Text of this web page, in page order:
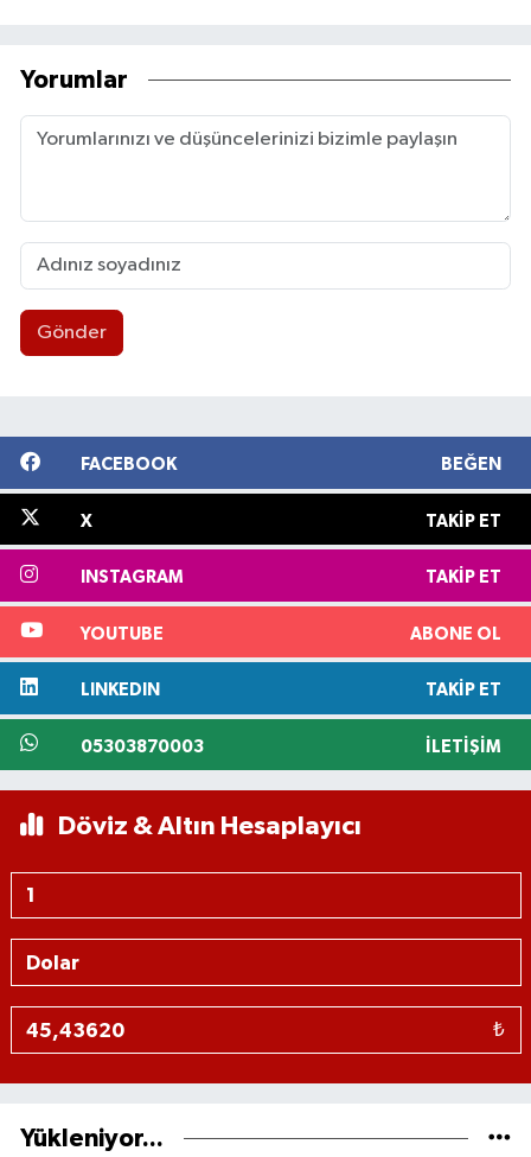
Yorumlar
Gönder
FACEBOOK BEĞEN
X TAKIP ET
INSTAGRAM TAKIP ET
YOUTUBE ABONE OL
LINKEDIN TAKIP ET
05303870003 İLETIŞIM
Döviz & Altın Hesaplayıcı
₺
Yükleniyor...